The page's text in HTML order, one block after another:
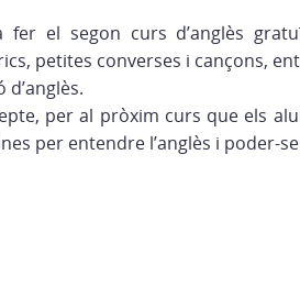
fer el segon curs d’anglès
petites converses i cançons,
per al pròxim curs que els
per entendre l’anglès i poder-